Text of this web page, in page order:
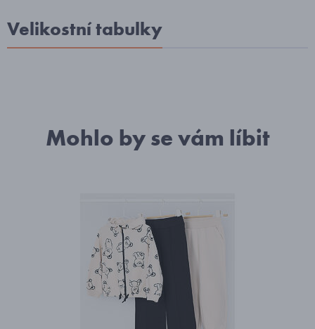
Velikostní tabulky
Mohlo by se vám líbit